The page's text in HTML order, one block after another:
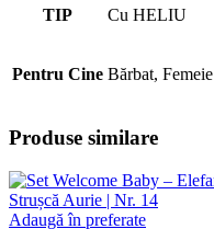
TIP Cu HELIU
Pentru Cine Bărbat, Femeie
Produse similare
Adaugă în preferate